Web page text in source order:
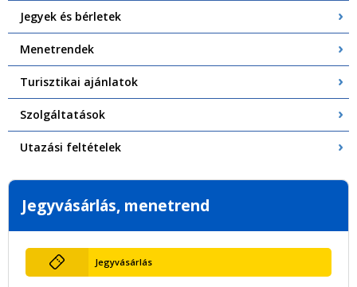
Jegyek és bérletek
Menetrendek
Turisztikai ajánlatok
Szolgáltatások
Utazási feltételek
Jegyvásárlás, menetrend
Jegyvásárlás